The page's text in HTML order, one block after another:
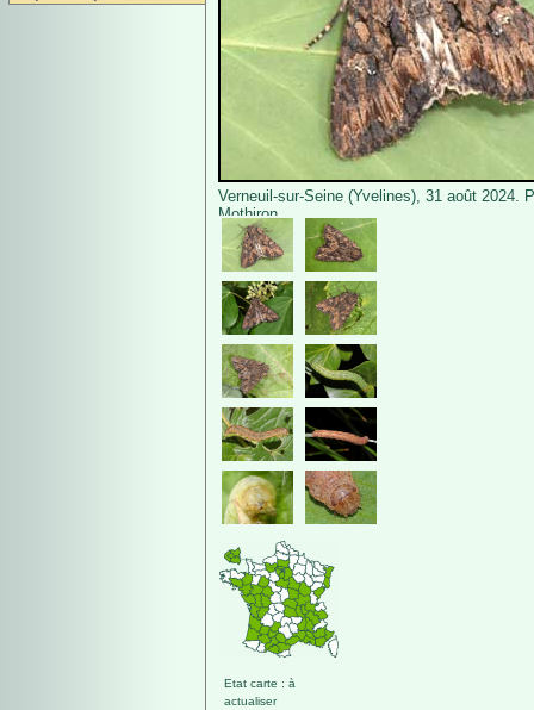
Verneuil-sur-Seine (Yvelines), 31 août 2024.
Mothiron.
Etat carte : à
actualiser